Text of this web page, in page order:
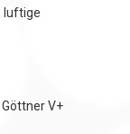
luftige
V+